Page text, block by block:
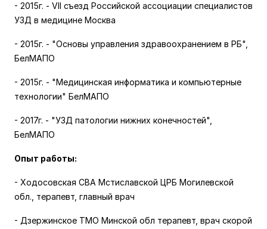
- 2015г. - VII съезд Российской ассоциации специалистов
УЗД в медицине Москва
- 2015г. - "Основы управления здравоохранением в РБ",
БелМАПО
- 2015г. - "Медицинская информатика и компьютерные
технологии" БелМАПО
- 2017г. - "УЗД патологии нижних конечностей",
БелМАПО
Опыт работы:
- Ходосовская СВА Мстиславской ЦРБ Могилевской
обл., терапевт, главный врач
- Дзержинское ТМО Минской обл терапевт, врач скорой